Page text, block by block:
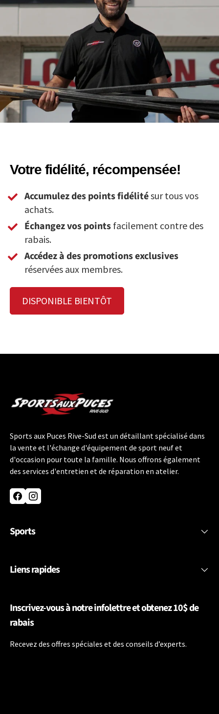
Votre fidélité, récompensée!
Accumulez des points fidélitésur tous vos
achats.
Échangez vos points facilement contre des
rabais.
Accédez à des promotions exclusives
réservées aux membres.
DISPONIBLE BIENTÔT
Sports aux Puces Rive-Sud est un détaillant spécialisé dans
la vente et l'échange d'équipement de sport neuf et
d'occasion pour toute la famille. Nous offrons également
des services d'entretien et de réparation en atelier.
FacebookInstagram
Sports
Liens rapides
Inscrivez-vous à notre infolettre et obtenez 10$ de
rabais
Recevez des offres spéciales et des conseils d’experts.